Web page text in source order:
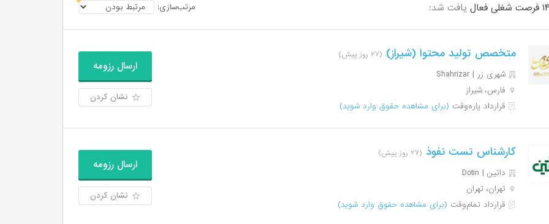
فعال یافت شد: مرتب‌سازی:
متخصص تولید محتوا (شیراز) (۲۷ روز پیش)
شهری زر | Shahrizar
فارس، شیراز
قرارداد پاره‌وقت (برای مشاهده حقوق وارد شوید)
ارسال رزومه
نشان کردن
کارشناس تست نفوذ (۲۷ روز پیش)
داتین | Dotin
تهران، تهران
قرارداد تمام‌وقت (برای مشاهده حقوق وارد شوید)
ارسال رزومه
نشان کردن